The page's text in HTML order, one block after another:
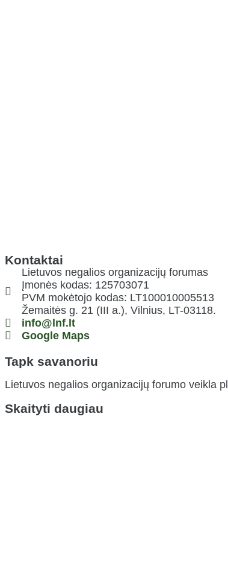
Kontaktai
Lietuvos negalios organizacijų forumas
Įmonės kodas: 125703071
PVM mokėtojo kodas: LT100010005513
Žemaitės g. 21 (III a.), Vilnius, LT-03118.
info@lnf.lt
Google Maps
Tapk savanoriu
Lietuvos negalios organizacijų forumo veikla
Skaityti daugiau